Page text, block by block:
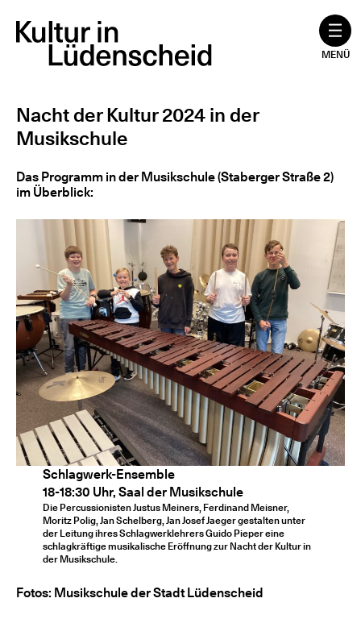
Inhalt
springen
MENÜ
Nacht der Kultur 2024 in der
Musikschule
Das Programm in der Musikschule (Staberger Straße 2)
im Überblick:
Schlagwerk-Ensemble
18-18:30 Uhr, Saal der Musikschule
Die Percussionisten Justus Meiners, Ferdinand Meisner,
Moritz Polig, Jan Schelberg, Jan Josef Jaeger gestalten unter
der Leitung ihres Schlagwerklehrers Guido Pieper eine
schlagkräftige musikalische Eröffnung zur Nacht der Kultur in
der Musikschule.
Fotos: Musikschule der Stadt Lüdenscheid